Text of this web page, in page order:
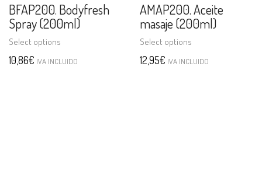
BFAP200. Bodyfresh
Spray (200ml)
Select options
10,86€ IVA INCLUIDO
AMAP200. Aceite
masaje (200ml)
Select options
12,95€ IVA INCLUIDO